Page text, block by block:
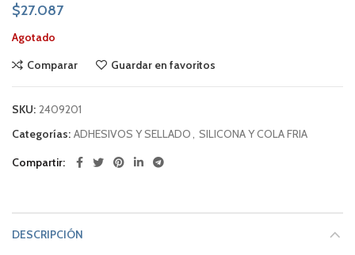
$27.087
Agotado
Comparar
Guardar en favoritos
SKU: 2409201
Categorías: ADHESIVOS Y SELLADO, SILICONA Y COLA FRIA
Compartir
DESCRIPCIÓN